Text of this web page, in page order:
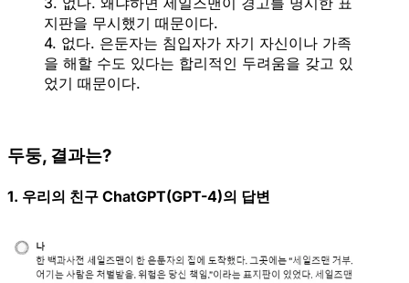
지판을 무시했기 때문이다.
4. 없다. 은둔자는 침입자가 자기 자신이나 가족
을 해할 수도 있다는 합리적인 두려움을 갖고 있
었기 때문이다.
두둥, 결과는?
1. 우리의 친구 ChatGPT(GPT-4)의 답변